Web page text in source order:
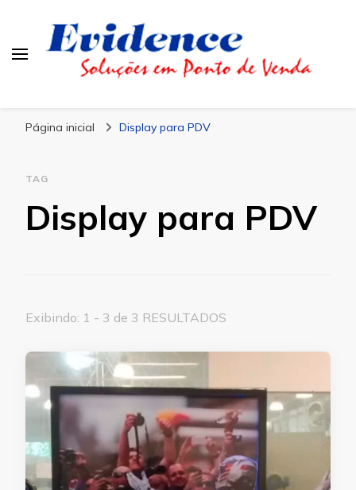
Página inicial Display para PDV
TAG
Display para PDV
Exibindo: 1 - 3 de 3 RESULTADOS